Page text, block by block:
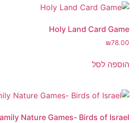
Holy Land Card Game
₪78.00
הוספה לסל
Nature Games- Birds of Israel